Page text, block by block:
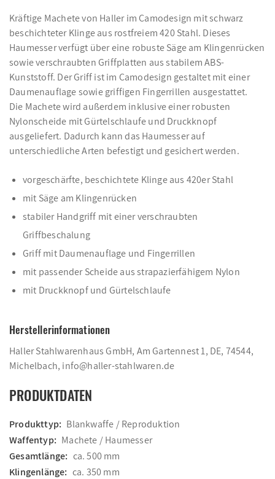
Kräftige Machete von Haller im Camodesign mit schwarz
beschichteter Klinge aus rostfreiem 420 Stahl. Dieses
Haumesser verfügt über eine robuste Säge am Klingenrücken
sowie verschraubten Griffplatten aus stabilem ABS-
Kunststoff. Der Griff ist im Camodesign gestaltet mit einer
Daumenauflage sowie griffigen Fingerrillen ausgestattet.
Die Machete wird außerdem inklusive einer robusten
Nylonscheide mit Gürtelschlaufe und Druckknopf
ausgeliefert. Dadurch kann das Haumesser auf
unterschiedliche Arten befestigt und gesichert werden.
vorgeschärfte, beschichtete Klinge aus 420er Stahl
mit Säge am Klingenrücken
stabiler Handgriff mit einer verschraubten
Griffbeschalung
Griff mit Daumenauflage und Fingerrillen
mit passender Scheide aus strapazierfähigem Nylon
mit Druckknopf und Gürtelschlaufe
Herstellerinformationen
Haller Stahlwarenhaus GmbH, Am Gartennest 1, DE, 74544,
Michelbach, info@haller-stahlwaren.de
PRODUKTDATEN
Produkttyp: Blankwaffe / Reproduktion
Waffentyp: Machete / Haumesser
Gesamtlänge: ca. 500 mm
Klingenlänge: ca. 350 mm